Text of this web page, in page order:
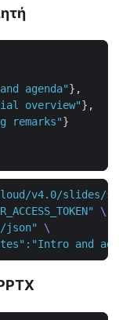
agenda"
overview"
remarks"
v4.0/slides/
json"
and